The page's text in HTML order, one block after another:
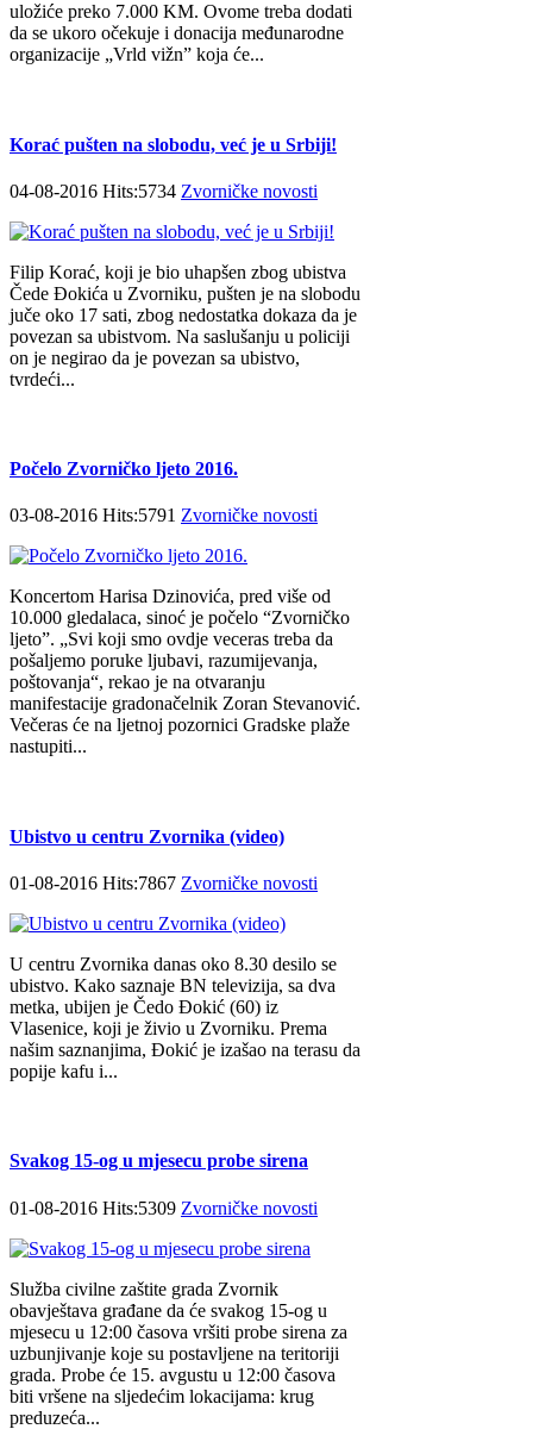
uložiće preko 7.000 KM. Ovome treba dodati
da se ukoro očekuje i donacija međunarodne
organizacije „Vrld vižn” koja će...
Korać pušten na slobodu, već je u Srbiji!
04-08-2016 Hits:5734 Zvorničke novosti
Filip Korać, koji je bio uhapšen zbog ubistva
Čede Đokića u Zvorniku, pušten je na slobodu
juče oko 17 sati, zbog nedostatka dokaza da je
povezan sa ubistvom. Na saslušanju u policiji
on je negirao da je povezan sa ubistvo,
tvrdeći...
Počelo Zvorničko ljeto 2016.
03-08-2016 Hits:5791 Zvorničke novosti
Koncertom Harisa Dzinovića, pred više od
10.000 gledalaca, sinoć je počelo “Zvorničko
ljeto”. „Svi koji smo ovdje veceras treba da
pošaljemo poruke ljubavi, razumijevanja,
poštovanja“, rekao je na otvaranju
manifestacije gradonačelnik Zoran Stevanović.
Večeras će na ljetnoj pozornici Gradske plaže
nastupiti...
Ubistvo u centru Zvornika (video)
01-08-2016 Hits:7867 Zvorničke novosti
U centru Zvornika danas oko 8.30 desilo se
ubistvo. Kako saznaje BN televizija, sa dva
metka, ubijen je Čedo Đokić (60) iz
Vlasenice, koji je živio u Zvorniku. Prema
našim saznanjima, Đokić je izašao na terasu da
popije kafu i...
Svakog 15-og u mjesecu probe sirena
01-08-2016 Hits:5309 Zvorničke novosti
Služba civilne zaštite grada Zvornik
obavještava građane da će svakog 15-og u
mjesecu u 12:00 časova vršiti probe sirena za
uzbunjivanje koje su postavljene na teritoriji
grada. Probe će 15. avgustu u 12:00 časova
biti vršene na sljedećim lokacijama: krug
preduzeća...